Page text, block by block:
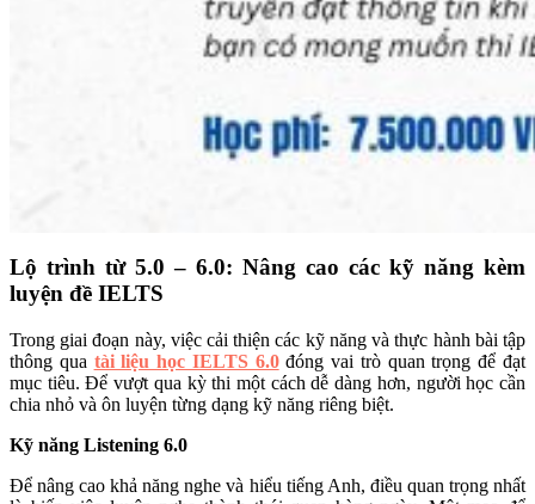
Lộ trình từ 5.0 – 6.0: Nâng cao các kỹ năng kèm
luyện đề IELTS
Trong giai đoạn này, việc cải thiện các kỹ năng và thực hành bài tập
thông qua tài liệu học IELTS 6.0đóng vai trò quan trọng để đạt
mục tiêu. Để vượt qua kỳ thi một cách dễ dàng hơn, người học cần
chia nhỏ và ôn luyện từng dạng kỹ năng riêng biệt.
Kỹ năng Listening 6.0
Để nâng cao khả năng nghe và hiểu tiếng Anh, điều quan trọng nhất